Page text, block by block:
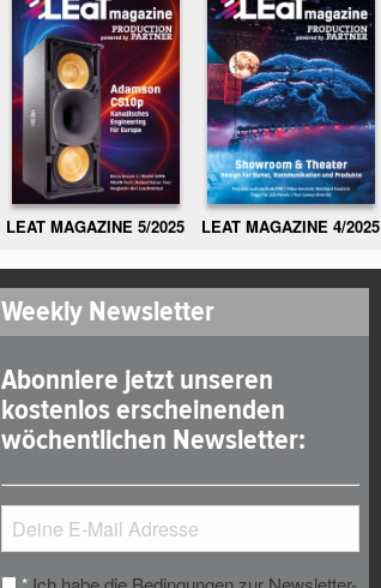
LEAT MAGAZINE 5/2025 LEAT MAGAZINE 4/2025
Weekly Newsletter
Abonniere jetzt unseren
kostenlos erscheinenden
wöchentlichen Newsletter: